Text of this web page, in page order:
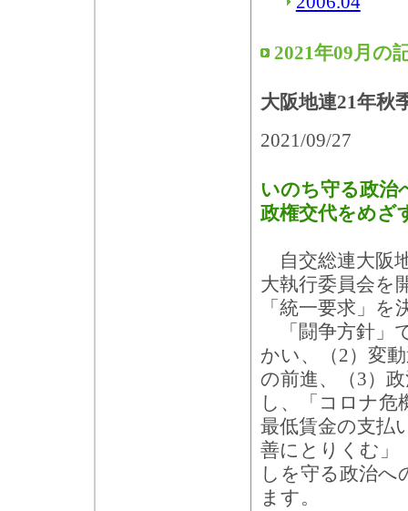
2021年09月の
大阪地連21年秋
2021/09/27
いのち守る政治
政権交代をめざ
自交総連大阪
大執行委員会を
「統一要求」
「闘争方針」
かい、（2）変
の前進、（3）
し、「コロナ危
最低賃金の支払
善にとりくむ」
しを守る政治へ
ます。